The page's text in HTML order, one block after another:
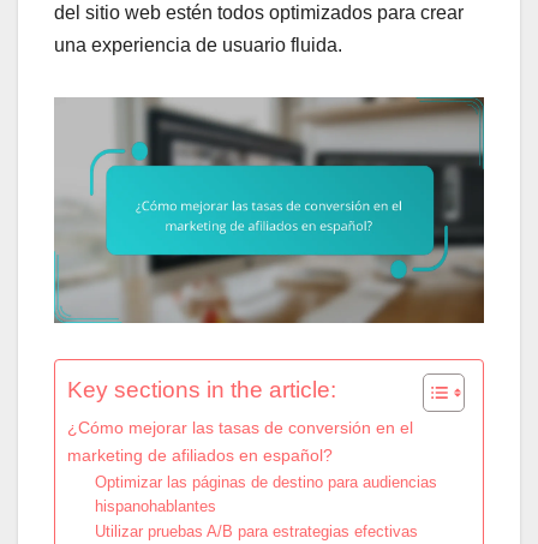
del sitio web estén todos optimizados para crear
una experiencia de usuario fluida.
Key sections in the article:
¿Cómo mejorar las tasas de conversión en el
marketing de afiliados en español?
Optimizar las páginas de destino para audiencias
hispanohablantes
Utilizar pruebas A/B para estrategias efectivas